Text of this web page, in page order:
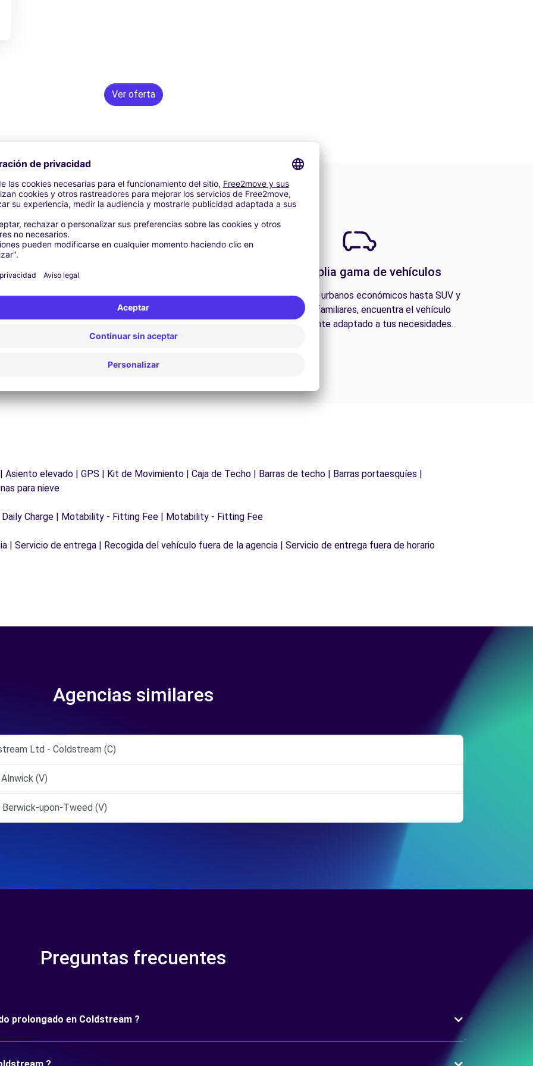
Ver oferta
¿Problemas en la carretera? Nuestro servicio de
asistencia está disponible en cualquier momento
Una amplia gama de vehículos
Desde coches urbanos económicos hasta SUV y
furgonetas familiares, encuentra el vehículo
perfectamente adaptado a tus necesidades.
elevado | GPS | Kit de Movimiento | Caja de Techo | Barras de techo | Barras portaesquíes |
para nieve
Charge | Motability - Fitting Fee | Motability - Fitting Fee
| Servicio de entrega | Recogida del vehículo fuera de la agencia | Servicio de entrega fuera de horario
Agencias similares
Ltd - Coldstream (C)
(V)
upon-Tweed (V)
Preguntas frecuentes
prolongado en Coldstream ?
?